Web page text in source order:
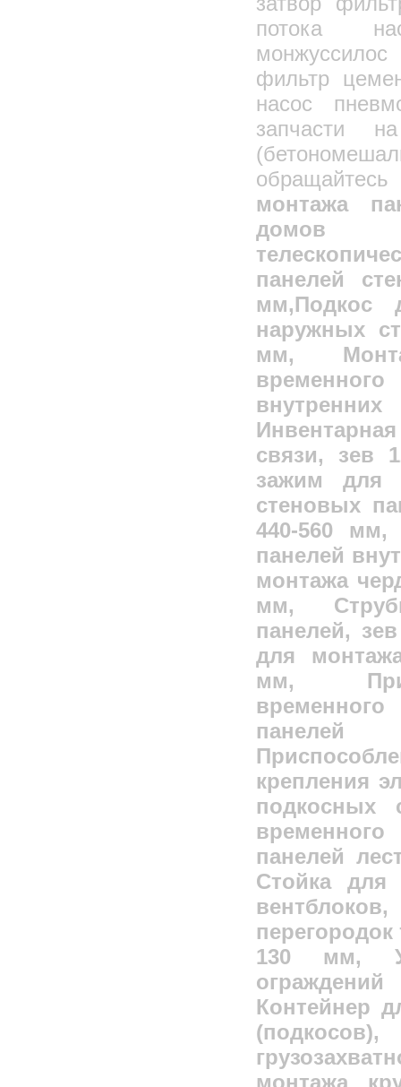
потока
фильтр
насос
запчасти
монтажа
домов
панелей
мм,Подкос
наружных
мм,
связи, зев
зажим для
стеновых
440-560
панелей
монтажа
мм,
панелей,
для
мм,
крепления
подкосных
панелей
Стойка для
130 мм,
Контейнер
монтажа